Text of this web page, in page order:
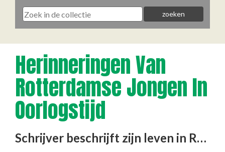
Herinneringen Van
Rotterdamse Jongen In
Oorlogstijd
Schrijver beschrijft zijn leven in Rotterdam in de periode 1940-1945. Hij maakt diverse keren een tocht op de fiets …